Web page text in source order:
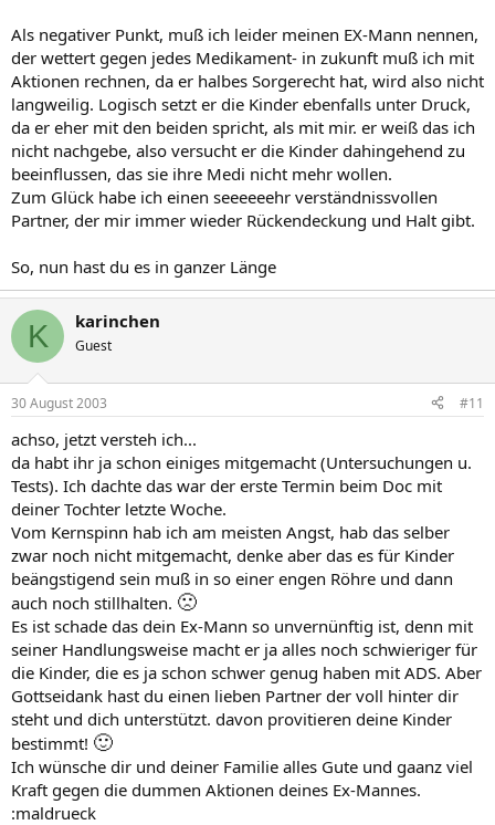
Als negativer Punkt, muß ich leider meinen EX-Mann nennen,
der wettert gegen jedes Medikament- in zukunft muß ich mit
Aktionen rechnen, da er halbes Sorgerecht hat, wird also nicht
langweilig. Logisch setzt er die Kinder ebenfalls unter Druck,
da er eher mit den beiden spricht, als mit mir. er weiß das ich
nicht nachgebe, also versucht er die Kinder dahingehend zu
beeinflussen, das sie ihre Medi nicht mehr wollen.
Zum Glück habe ich einen seeeeeehr verständnissvollen
Partner, der mir immer wieder Rückendeckung und Halt gibt.
So, nun hast du es in ganzer Länge
K karinchen
Guest
30 August 2003 #11
achso, jetzt versteh ich...
da habt ihr ja schon einiges mitgemacht (Untersuchungen u.
Tests). Ich dachte das war der erste Termin beim Doc mit
deiner Tochter letzte Woche.
Vom Kernspinn hab ich am meisten Angst, hab das selber
zwar noch nicht mitgemacht, denke aber das es für Kinder
beängstigend sein muß in so einer engen Röhre und dann
auch noch stillhalten. 🙁
Es ist schade das dein Ex-Mann so unvernünftig ist, denn mit
seiner Handlungsweise macht er ja alles noch schwieriger für
die Kinder, die es ja schon schwer genug haben mit ADS. Aber
Gottseidank hast du einen lieben Partner der voll hinter dir
steht und dich unterstützt. davon provitieren deine Kinder
bestimmt! 🙂
Ich wünsche dir und deiner Familie alles Gute und gaanz viel
Kraft gegen die dummen Aktionen deines Ex-Mannes.
:maldrueck